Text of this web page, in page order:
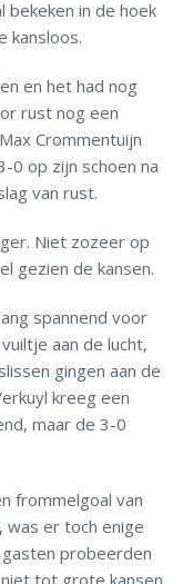
bekeken in de hoek
kansloos.
en het had nog
rust nog een
Crommentuijn
0 op zijn schoen na
van rust.
Niet zozeer op
gezien de kansen.
spannend voor
aan de lucht,
gingen aan de
kreeg een
maar de 3-0
frommelgoal van
was er toch enige
probeerden